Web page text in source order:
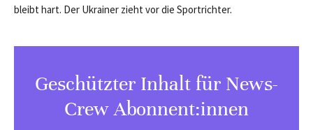
bleibt hart. Der Ukrainer zieht vor die Sportrichter.
Geschützter Inhalt für News-
Crew Abonnent:innen